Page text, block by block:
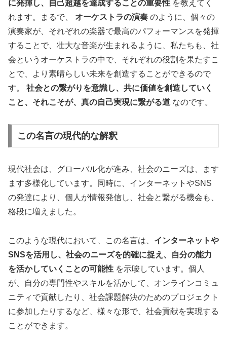
に発揮し、自己超越を達成することの重要性 を教えてく
れます。まるで、 オーケストラの演奏 のように、個々の
演奏家が、それぞれの楽器で最高のパフォーマンスを発揮
することで、壮大な音楽が生まれるように、私たちも、社
会というオーケストラの中で、それぞれの役割を果たすこ
とで、より素晴らしい未来を創造することができるので
す。 社会との繋がりを意識し、共に価値を創造していく
こと、それこそが、真の自己実現に繋がる道 なのです。
この名言の現代的な解釈
現代社会は、グローバル化が進み、社会のニーズは、ます
ます多様化しています。同時に、インターネットやSNS
の発達により、個人が情報発信し、社会と繋がる機会も、
格段に増えました。
このような現代において、この名言は、 インターネットや
SNSを活用し、社会のニーズを的確に捉え、自分の能力
を活かしていくことの可能性 を示唆しています。個人
が、自分の専門性やスキルを活かして、オンラインコミュ
ニティで貢献したり、社会課題解決のためのプロジェクト
に参加したりするなど、様々な形で、社会貢献を実現する
ことができます。